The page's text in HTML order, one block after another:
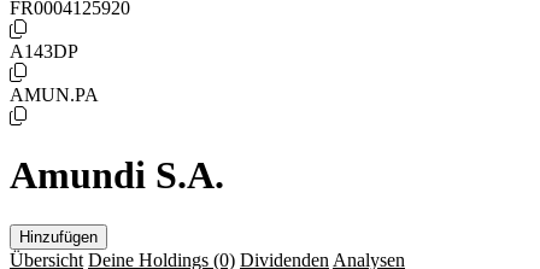
FR0004125920
A143DP
AMUN.PA
Amundi S.A.
Hinzufügen
Übersicht Deine Holdings (0) Dividenden Analysen